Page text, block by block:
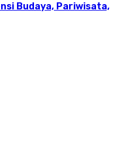
Budaya, Pariwisata,